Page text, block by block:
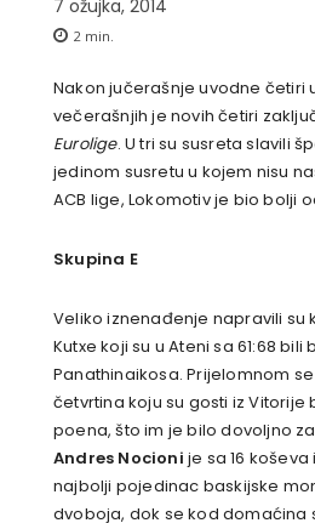
7 ožujka, 2014
2 min.
Nakon jučerašnje uvodne četiri
večerašnjih je novih četiri
Eurolige. U tri su susreta slavili
jedinom susretu u kojem nisu
ACB lige, Lokomotiv je bio bolji
Skupina E
Veliko iznenađenje napravili su
Kutxe koji su u Ateni sa 61:68 bili
Panathinaikosa. Prijelomnom
četvrtina koju su gosti iz Vitorije
poena, što im je bilo dovoljno
Andres Nocioni je sa 16 koševa
najbolji pojedinac baskijske
dvoboja, dok se kod domaćina